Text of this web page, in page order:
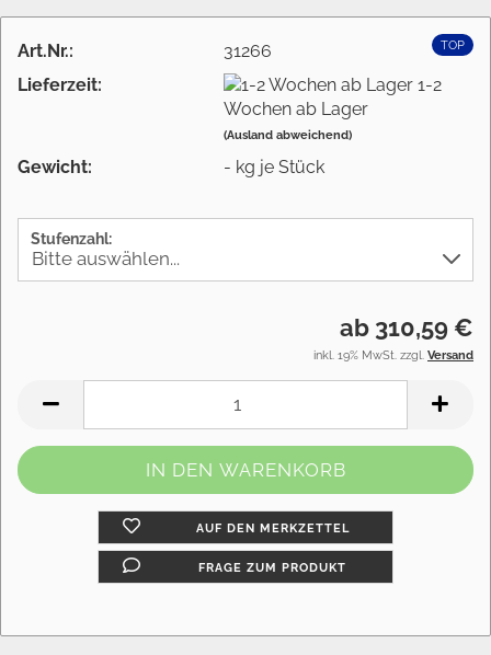
TOP
Art.Nr.:
31266
Lieferzeit:
1-2
Wochen ab Lager
(Ausland abweichend)
Gewicht: - kg je Stück
Stufenzahl:
ab 310,59 €
inkl. 19% MwSt. zzgl. Versand
AUF DEN MERKZETTEL
FRAGE ZUM PRODUKT